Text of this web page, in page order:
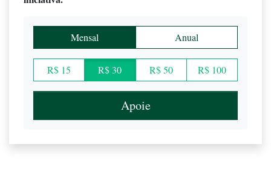
Mensal Anual
R$ 15 R$ 30 R$ 50 R$ 100
Apoie